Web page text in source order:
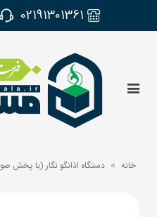
02191301361
خانه > دستگاه اذانگو نگار (با پخش